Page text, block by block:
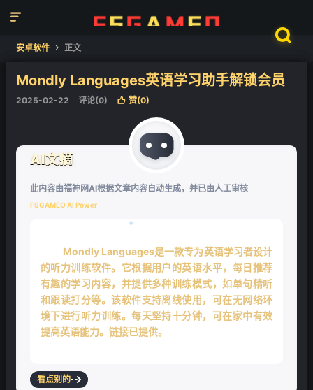


安卓软件  正文
Mondly Languages英语学习助手解锁会员
2025-02-22 评论(0)  赞(0)
AI文摘
此内容由福神网AI根据文章内容自动生成，并已由人工审核
FSGAMEO AI Power
Mondly Languages是一款专为英语学习者设计
的听力训练软件。它根据用户的英语水平，每日推荐
有趣的学习内容，并提供多种训练模式，如单句精听
和跟读打分等。该软件支持离线使用，可在无网络环
境下进行听力训练。每天坚持十分钟，可在家中有效
提高英语能力。链接已提供。
看点别的